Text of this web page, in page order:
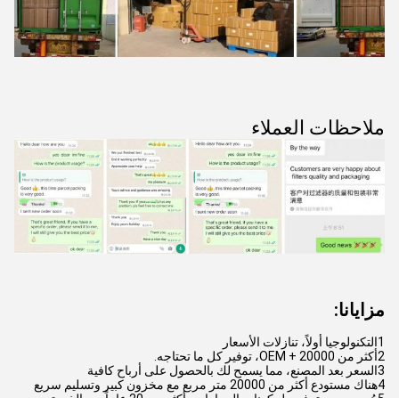
ملاحظات العملاء
مزايانا:
1التكنولوجيا أولاً، تنازلات الأسعار
2أكثر من 20000 + OEM، توفير كل ما تحتاجه.
3السعر بعد المصنع، مما يسمح لك بالحصول على أرباح كافية
4هناك مستودع أكثر من 20000 متر مربع مع مخزون كبير وتسليم سريع